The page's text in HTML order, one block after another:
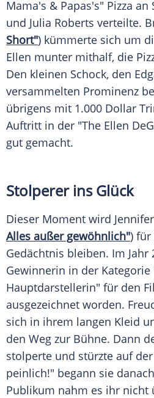
Mama's & Papas's" Pizza an
und Julia Roberts verteilte.
Short") kümmerte sich um
Ellen munter mithalf, die
Den kleinen Schock, den
versammelten Prominenz
übrigens mit 1.000 Dollar
Auftritt in der "The Ellen
gut gemacht.
Stolperer ins Glück
Dieser Moment wird
Alles außer gewöhnlich")
Gedächtnis bleiben. Im Jahr
Gewinnerin in der Kategorie
Hauptdarstellerin" für den
ausgezeichnet worden.
sich in ihrem langen Kleid
den Weg zur Bühne. Dann
stolperte und stürzte auf
peinlich!" begann sie
Publikum nahm es ihr